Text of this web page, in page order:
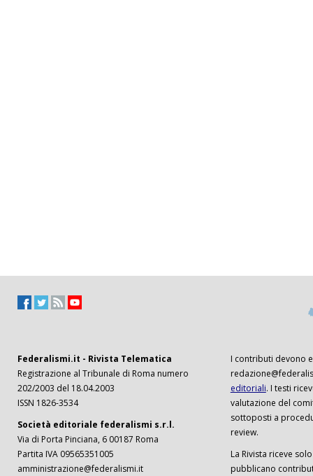
Federalismi.it - Rivista Telematica
Registrazione al Tribunale di Roma numero
202/2003 del 18.04.2003
ISSN 1826-3534
Società editoriale federalismi s.r.l.
Via di Porta Pinciana, 6 00187 Roma
Partita IVA 09565351005
amministrazione@federalismi.it
I contributi devono
editoriali. I testi
valutazione del
sottoposti a
review.
La Rivista riceve
pubblicano